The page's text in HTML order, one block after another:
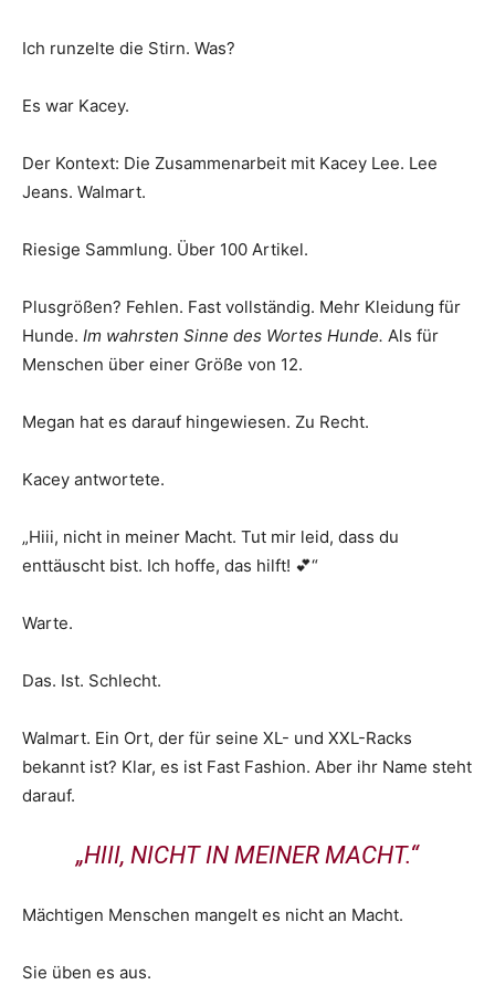
Ich runzelte die Stirn. Was?
Es war Kacey.
Der Kontext: Die Zusammenarbeit mit Kacey Lee. Lee
Jeans. Walmart.
Riesige Sammlung. Über 100 Artikel.
Plusgrößen? Fehlen. Fast vollständig. Mehr Kleidung für
Hunde. Im wahrsten Sinne des Wortes Hunde. Als für
Menschen über einer Größe von 12.
Megan hat es darauf hingewiesen. Zu Recht.
Kacey antwortete.
„Hiii, nicht in meiner Macht. Tut mir leid, dass du
enttäuscht bist. Ich hoffe, das hilft! 💕“
Warte.
Das. Ist. Schlecht.
Walmart. Ein Ort, der für seine XL- und XXL-Racks
bekannt ist? Klar, es ist Fast Fashion. Aber ihr Name steht
darauf.
„HIII, NICHT IN MEINER MACHT.“
Mächtigen Menschen mangelt es nicht an Macht.
Sie üben es aus.